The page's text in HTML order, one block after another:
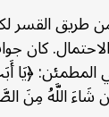
من طريق القسر
كان
المطمئن: ﴿يَا
اللَّهُ مِنَ